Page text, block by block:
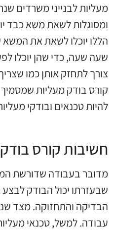
מעליות לבנייני משרדים
ומסוגלות לשאת משא כבד
הללו יוכלו לשאת את המשא
שעה שעה, כדי שהן יוכלו
צורך לתחזק אותן כמו
קורס בודק מעליות
להיות טכנאים ובודקי
חשיבות קורס
מדובר בעבודה שדורשת
שבעזרתו יכול הבודק
הבדיקה והתחזוקה. מצד
עבודה. למשל, טכנאי